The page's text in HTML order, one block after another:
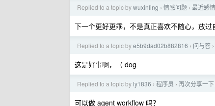
Replied to a topic bywuxinling › 情感问题 › 最近感
下一个更好更乖，不是真正喜欢不随心，放过
Replied to a topic bye5b9dad02b882816 › 问与答 ›
这是好事啊，（ dog
Replied to a topic by ly1836 › 程序员 › 再次分享一
可以做 agent workflow 吗？